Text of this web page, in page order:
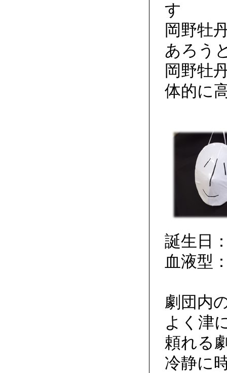
す
岡野牡
あろう
岡野牡
体的に
誕生日
血液型
劇団内
よく津
頼れる
冷静に